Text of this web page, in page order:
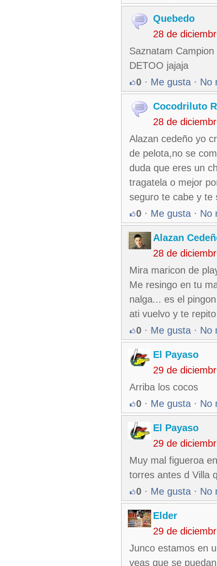
Quebedo
28 de
Saznatam
DETOO jajaja
0 · Me gusta · No
Cocodriluto
28 de
Alazan cedeño yo
de pelota,no se
duda que eres un
tragatela o mejor
seguro te cabe y te
0 · Me gusta · No
Alazan
28 de
Mira maricon de
Me resingo en tu
nalga... es el
ati vuelvo y te
0 · Me gusta · No
El Payaso
29 de
Arriba los cocos
0 · Me gusta · No
El Payaso
29 de
Muy mal figueroa
torres antes d Villa
0 · Me gusta · No
Elder
29 de
Junco estamos en
veas que se